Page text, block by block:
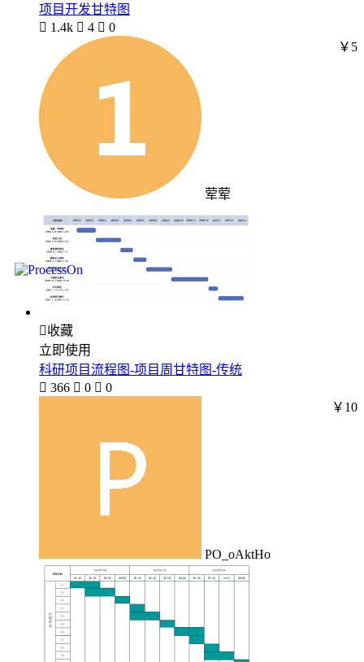
项目开发甘特图
 1.4k  4  0
荤荤
￥5
收藏
立即使用
科研项目流程图-项目周甘特图-传统
 366  0  0
PO_oAktHo
￥10